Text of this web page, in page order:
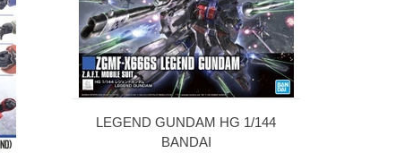
LEGEND GUNDAM HG 1/144
BANDAI